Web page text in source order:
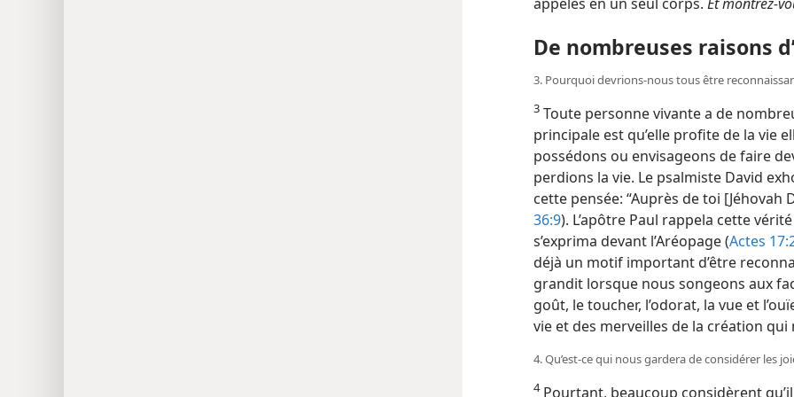
De nombreuses raisons
3. Pourquoi devrions-nous tous être
3 Toute personne vivante a de
principale est qu’elle profite de la vie
possédons ou envisageons de faire
perdions la vie. Le psalmiste David
cette pensée: “Auprès de toi [Jéhovah
36:9). L’apôtre Paul rappela cette
s’exprima devant l’Aréopage (Actes
déjà un motif important d’être
grandit lorsque nous songeons aux
goût, le toucher, l’odorat, la vue et
vie et des merveilles de la création
4. Qu’est-ce qui nous gardera de considérer les
4Pourtant, beaucoup considèrent